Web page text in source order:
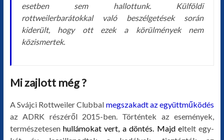
esetben sem hallottunk. Külföldi
rottweilerbarátokkal való beszélgetések során
kiderült, hogy ott ezek a körülmények nem
közismertek.
Mi zajlott még ?
A Svájci Rottweiler Clubbal megszakadt az együttműködés
az ADRK részéről 2015-ben. Történtek az események,
természetesenhullámokat vert, a döntés. Majd eltelt egy-